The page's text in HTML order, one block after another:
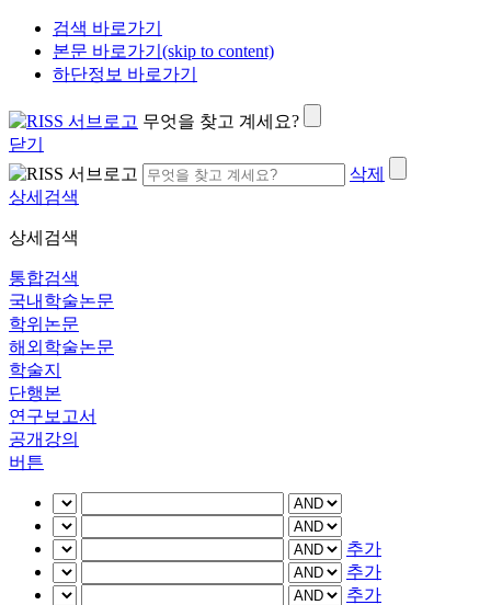
검색 바로가기
본문 바로가기(skip to content)
하단정보 바로가기
무엇을 찾고 계세요?
닫기
삭제
상세검색
상세검색
통합검색
국내학술논문
학위논문
해외학술논문
학술지
단행본
연구보고서
공개강의
버튼
추가
추가
추가